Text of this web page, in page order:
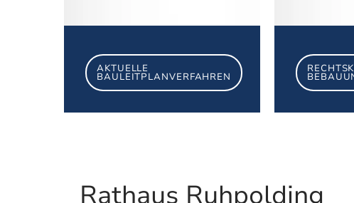
AKTUELLE
BAULEITPLANVERFAHREN
Rathaus Ruhpolding